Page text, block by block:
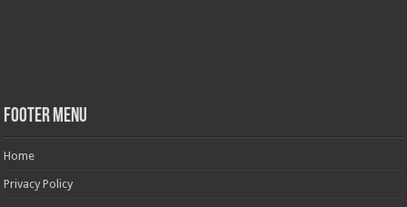
Footer Menu
Home
Privacy Policy